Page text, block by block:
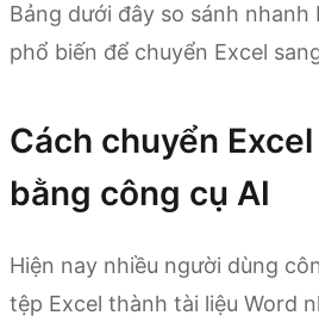
Bảng dưới đây so sánh nhanh
phổ biến để chuyển Excel
Cách chuyển
bằng công cụ AI
Hiện nay nhiều người dùng
tệp Excel thành tài liệu Word